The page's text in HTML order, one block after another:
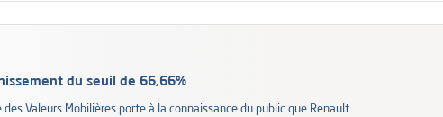
du seuil de 66,66%
des Valeurs Mobilières porte à la connaissance du public que Renault